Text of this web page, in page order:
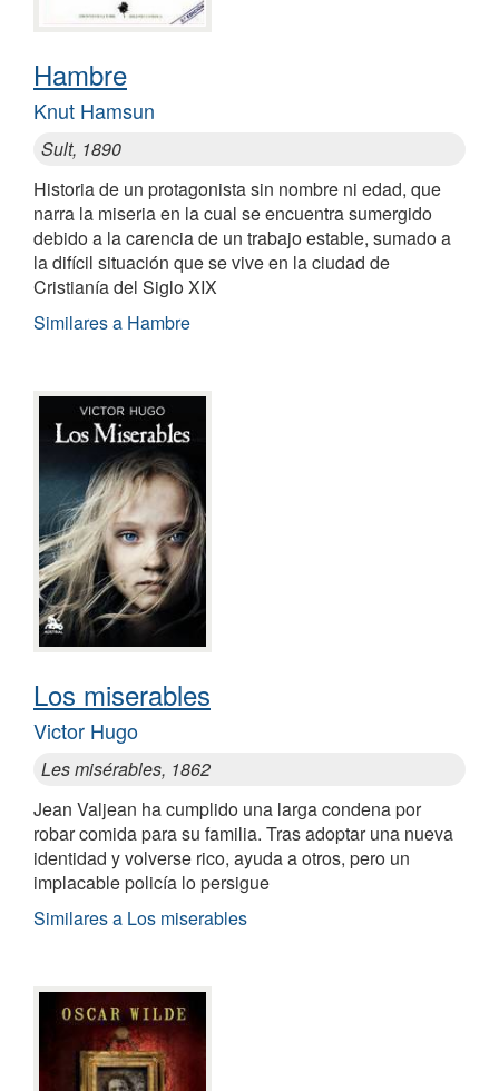
Hambre
Knut Hamsun
Sult, 1890
Historia de un protagonista sin nombre ni edad, que
narra la miseria en la cual se encuentra sumergido
debido a la carencia de un trabajo estable, sumado a
la difícil situación que se vive en la ciudad de
Cristianía del Siglo XIX
Similares a Hambre
Los miserables
Victor Hugo
Les misérables, 1862
Jean Valjean ha cumplido una larga condena por
robar comida para su familia. Tras adoptar una nueva
identidad y volverse rico, ayuda a otros, pero un
implacable policía lo persigue
Similares a Los miserables